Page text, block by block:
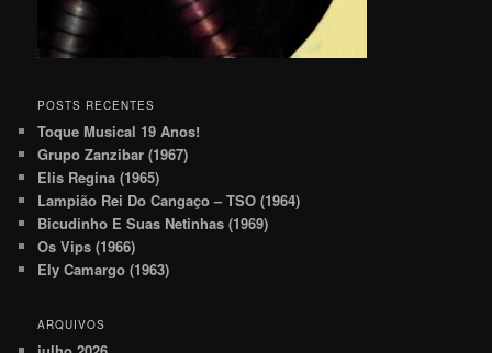
POSTS RECENTES
Toque Musical 19 Anos!
Grupo Zanzibar (1967)
Elis Regina (1965)
Lampião Rei Do Cangaço – TSO (1964)
Bicudinho E Suas Netinhas (1969)
Os Vips (1966)
Ely Camargo (1963)
ARQUIVOS